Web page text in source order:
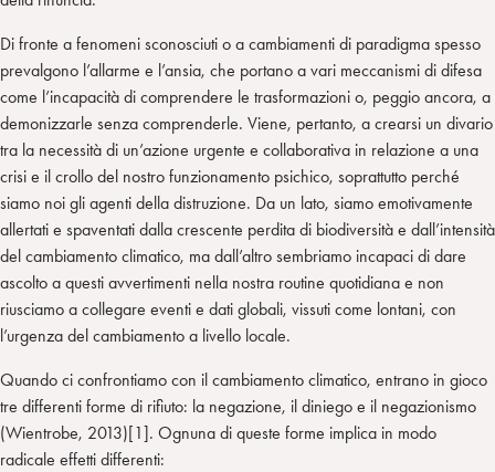
Di fronte a fenomeni sconosciuti o a cambiamenti di paradigma spesso
prevalgono l’allarme e l’ansia, che portano a vari meccanismi di difesa
come l’incapacità di comprendere le trasformazioni o, peggio ancora, a
demonizzarle senza comprenderle. Viene, pertanto, a crearsi un divario
tra la necessità di un’azione urgente e collaborativa in relazione a una
crisi e il crollo del nostro funzionamento psichico, soprattutto perché
siamo noi gli agenti della distruzione. Da un lato, siamo emotivamente
allertati e spaventati dalla crescente perdita di biodiversità e dall’intensità
del cambiamento climatico, ma dall’altro sembriamo incapaci di dare
ascolto a questi avvertimenti nella nostra routine quotidiana e non
riusciamo a collegare eventi e dati globali, vissuti come lontani, con
l’urgenza del cambiamento a livello locale.
Quando ci confrontiamo con il cambiamento climatico, entrano in gioco
tre differenti forme di rifiuto: la negazione, il diniego e il negazionismo
(Wientrobe, 2013)[1]. Ognuna di queste forme implica in modo
radicale effetti differenti: